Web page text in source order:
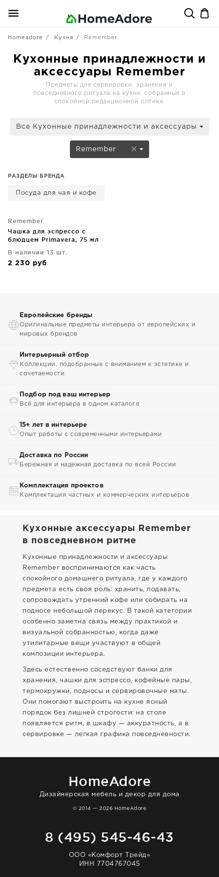
Homeadore Кухня Remember
Кухонные принадлежности и
аксессуары Remember
Предметы для сервировки, хранения и
повседневного ритуала на кухне, собранные в
спокойной редакционной оптике.
Все Кухонные принадлежности и аксессуары
Remember
РАЗДЕЛЫ БРЕНДА
Посуда для чая и кофе
Remember
Чашка для эспрессо с
блюдцем Primavera, 75 мл
В наличии 13 шт.
2 230 руб
Европейские бренды
Оригинальные предметы интерьера от европейских и
мировых брендов
Интерьерный отбор
Коллекции, подобранные с вниманием к эстетике и
сочетаемости
Подбор под ваш интерьер
Всё для интерьера в одном каталоге
15+ лет в интерьере
Опыт работы с современными интерьерами
Доставка по России
Бережная и надежная доставка по всей России
Комплектация проектов
Комплектация частных и коммерческих интерьеров
Кухонные аксессуары Remember
в повседневном ритме
Кухонные принадлежности и аксессуары
Remember воспринимаются как часть
спокойного домашнего ритуала, где у каждого
предмета есть своя роль: хранить, подавать,
сопровождать утренний кофе или собирать на
подносе небольшой перекус. В такой категории
особенно заметна связь между практикой и
визуальной собранностью, когда даже
утилитарные вещи участвуют в общей
композиции интерьера.
Здесь естественно соседствуют банки для
хранения, чашки для эспрессо, кофейные пары,
термокружки, подносы и сервировочные маты.
Они помогают выстроить на кухне ясный
порядок без лишней строгости: на столе
появляется ритм, в шкафу — аккуратность, а в
сервировке — легкая графика повседневности.
HomeAdore
Дизайнерская мебель и декор для дома
© 2014 — 2026 HomeAdore
8 (495) 545-46-43
ООО «Комфорт Трейд»
ИНН 7704767045